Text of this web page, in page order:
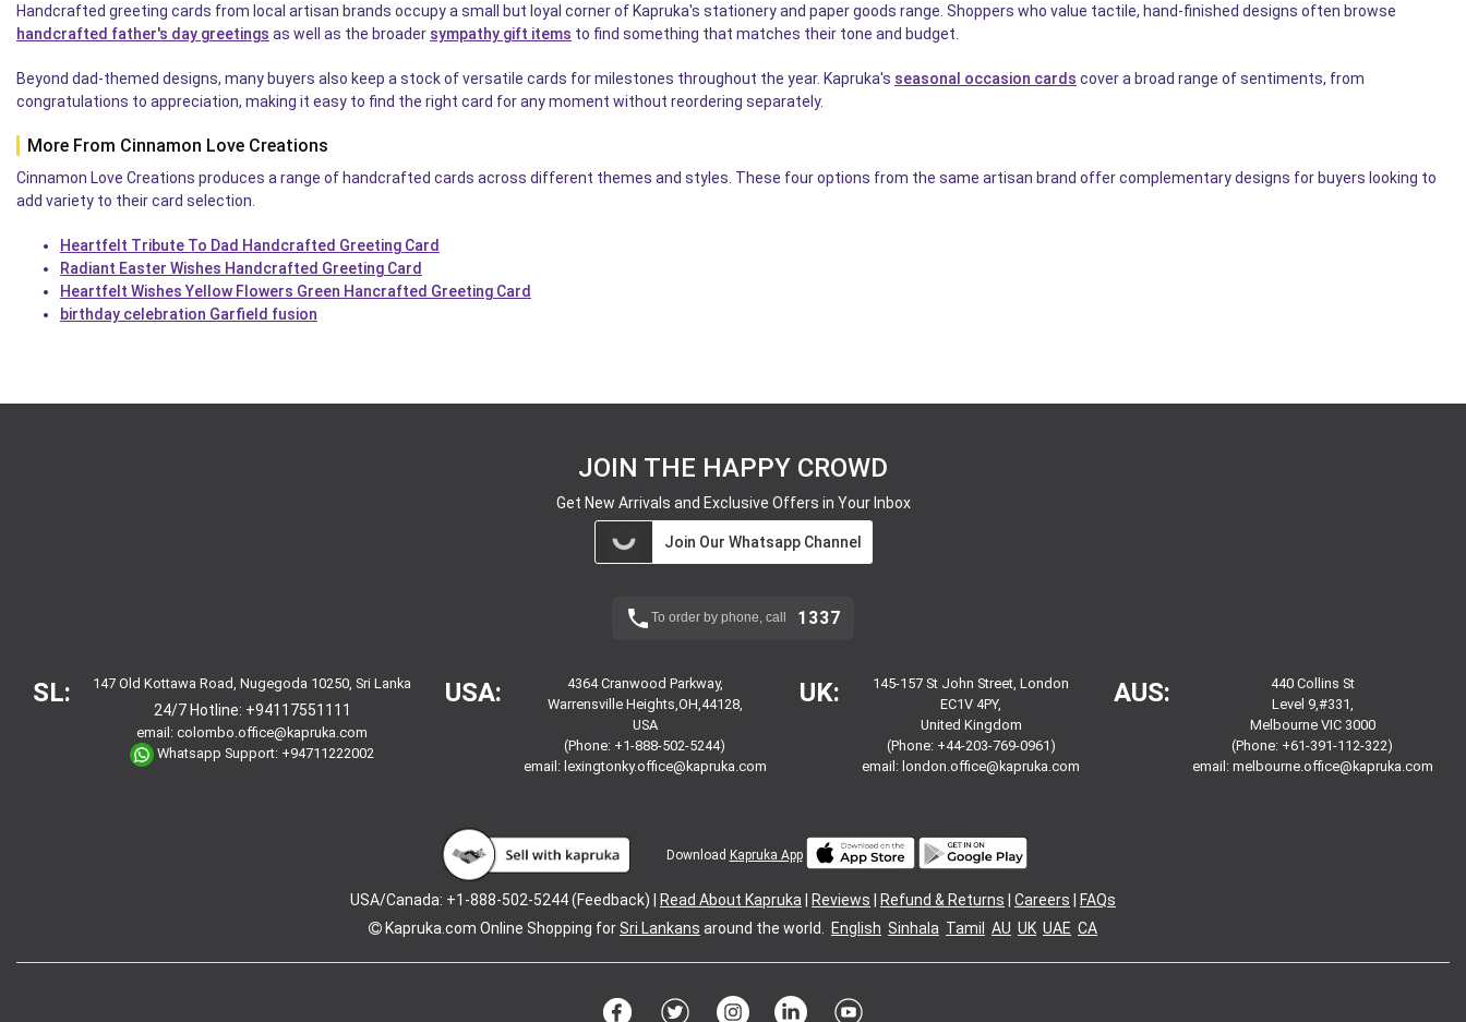
Handcrafted greeting cards from local artisan brands occupy a small but loyal corner of Kapruka's stationery and paper goods range. Shoppers who value tactile, hand-finished designs often browse
handcrafted father's day greetings as well as the broader sympathy gift items to find something that matches their tone and budget.
Beyond dad-themed designs, many buyers also keep a stock of versatile cards for milestones throughout the year. Kapruka's seasonal occasion cards cover a broad range of sentiments, from
congratulations to appreciation, making it easy to find the right card for any moment without reordering separately.
More From Cinnamon Love Creations
Cinnamon Love Creations produces a range of handcrafted cards across different themes and styles. These four options from the same artisan brand offer complementary designs for buyers looking to
add variety to their card selection.
Heartfelt Tribute To Dad Handcrafted Greeting Card
Radiant Easter Wishes Handcrafted Greeting Card
Heartfelt Wishes Yellow Flowers Green Hancrafted Greeting Card
birthday celebration Garfield fusion
JOIN THE HAPPY CROWD
Get New Arrivals and Exclusive Offers in Your Inbox
Join Our Whatsapp Channel
To order by phone, call 1337
SL: 147 Old Kottawa Road, Nugegoda 10250, Sri Lanka
24/7 Hotline: +94117551111
email:colombo.office@kapruka.com
Whatsapp Support: +94711222002
USA:
4364 Cranwood Parkway,
Warrensville Heights,OH,44128,
USA
(Phone: +1-888-502-5244)
email: lexingtonky.office@kapruka.com
UK:
145-157 St John Street, London
EC1V 4PY,
United Kingdom
(Phone: +44-203-769-0961)
email:london.office@kapruka.com
AUS:
440 Collins St
Level 9,#331,
Melbourne VIC 3000
(Phone: +61-391-112-322)
email: melbourne.office@kapruka.com
Download Kapruka App
USA/Canada: +1-888-502-5244 (Feedback) | Read About Kapruka Reviews Refund & Returns Careers
FAQs
Kapruka.com Online Shopping forSri Lankans around the world. English Sinhala Tamil AU UK UAE CA